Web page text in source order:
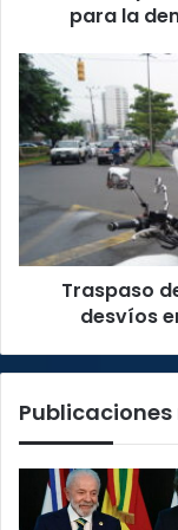
expertospara la
Traspaso
de
Poderes
provocará
cierres
desvíos
en
La
SabanaTraspaso
desvíos